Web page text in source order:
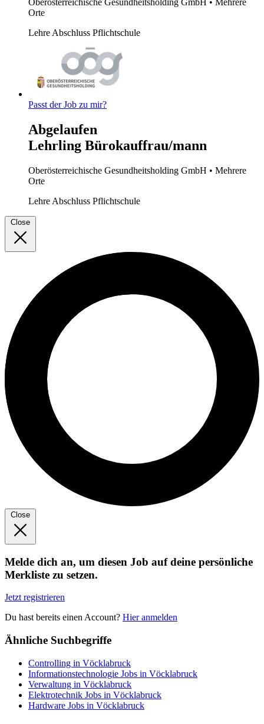
Oberösterreichische Gesundheitsholding GmbH • Mehrere
Orte
Lehre Abschluss Pflichtschule
Passt der Job zu mir?
Abgelaufen
Lehrling Bürokauffrau/mann
Oberösterreichische Gesundheitsholding GmbH • Mehrere
Orte
Lehre Abschluss Pflichtschule
Close
Close
Melde dich an, um diesen Job auf deine persönliche
Merkliste zu setzen.
Jetzt registrieren
Du hast bereits einen Account? Hier anmelden
Ähnliche Suchbegriffe
Controlling in Vöcklabruck
Informationstechnologie Jobs in Vöcklabruck
Verwaltung in Vöcklabruck
Elektrotechnik Jobs in Vöcklabruck
Hardware Jobs in Vöcklabruck